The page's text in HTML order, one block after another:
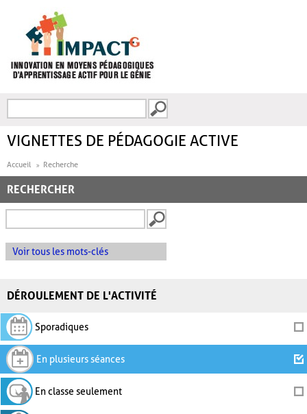
FORMULAIRE DE
VIGNETTES DE PÉDAGOGIE ACTIVE
Accueil Recherche
RECHERCHER
Voir tous les mots-clés
DÉROULEMENT DE L'ACTIVITÉ
Sporadiques
En plusieurs séances
En classe seulement